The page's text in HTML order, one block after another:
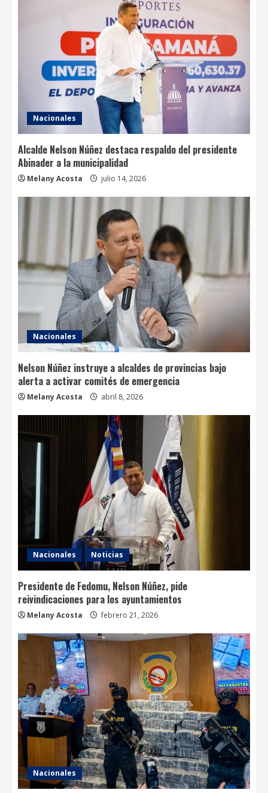
Nacionales
Alcalde Nelson Núñez destaca respaldo del presidente
Abinader a la municipalidad
Melany Acosta julio 14, 2026
Nacionales
Nelson Núñez instruye a alcaldes de provincias bajo
alerta a activar comités de emergencia
Melany Acosta abril 8, 2026
Nacionales Noticias
Presidente de Fedomu, Nelson Núñez, pide
reivindicaciones para los ayuntamientos
Melany Acosta febrero 21, 2026
Nacionales